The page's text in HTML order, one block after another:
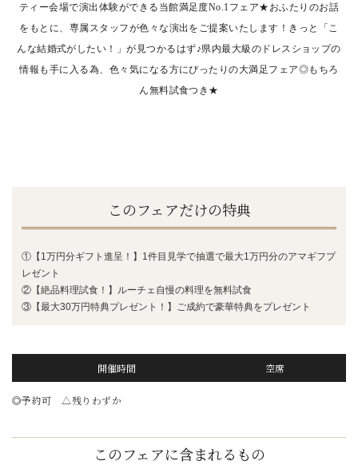
ティー会場で演出体験ができる当館満足度No.1フェア★おふたりのお話
をもとに、専属スタッフが色々な演出をご提案いたします！きっと「こ
んな結婚式がしたい！」が見つかるはず♪県内最大級のドレスショップの
情報も手に入る為、色々気になる方にぴったりの大満足 フェア◎もちろ
ん無料試食つき★
このフェアだけの特典
①【1万円分ギフト進呈！】1件目見学で抽選で最大1万円分のアマギフプ
レゼント
②【絶品料理試食！】ルーチェ自慢の料理を無料試食
③【最大30万円特典プレゼント！】ご成約で豪華特典をプレゼント
開催時間 空席
◎予約可 △残りわずか
このフェアに含まれるもの